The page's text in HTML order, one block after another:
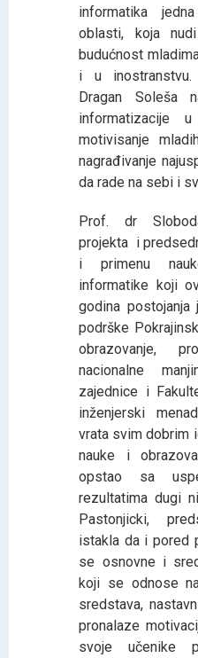
informatika
oblasti, koja
budućnost
i u
Dragan Soleša
informatizacije
motivisanje
nagrađivanje
da rade na sebi i
Prof. dr
projekta i
i primenu
informatike koji
godina
podrške
obrazovanje,
nacionalne
zajednice i
inženjerski
vrata svim dobrim
nauke i
opstao sa
rezultatima dugi
Pastonjicki,
istakla da i pored
se osnovne i
koji se odnose
sredstava,
pronalaze
svoje učenike